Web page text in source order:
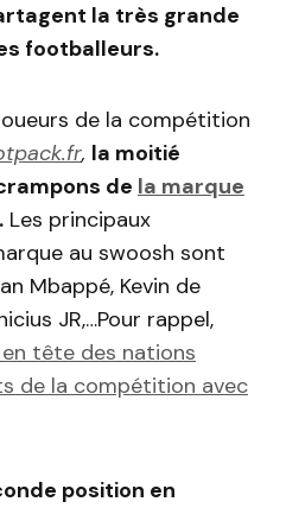
la très grande
footballeurs.
de la compétition
, la moitié
de la marque
Les principaux
au swoosh sont
Mbappé, Kevin de
JR,…Pour rappel,
tête des nations
de la compétition avec
position en